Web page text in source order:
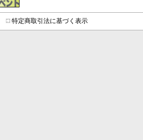
特定商取引法に基づく表示